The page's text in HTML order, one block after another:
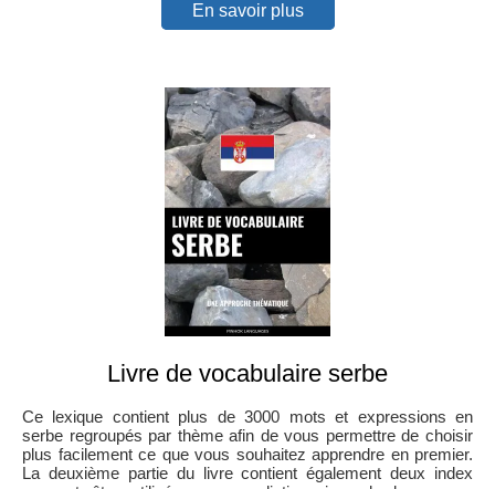
En savoir plus
Livre de vocabulaire serbe
Ce lexique contient plus de 3000 mots et expressions en
serbe regroupés par thème afin de vous permettre de choisir
plus facilement ce que vous souhaitez apprendre en premier.
La deuxième partie du livre contient également deux index